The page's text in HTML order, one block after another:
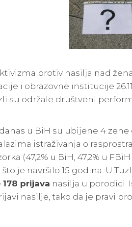
protiv nasilja nad
i obrazovne institucije
su održale društveni
u BiH su ubijene 4
istraživanja o
(47,2% u BiH, 47,2% u
je navršilo 15 godina. U
178 prijava nasilja u porodici.
nasilje, tako da je pravi